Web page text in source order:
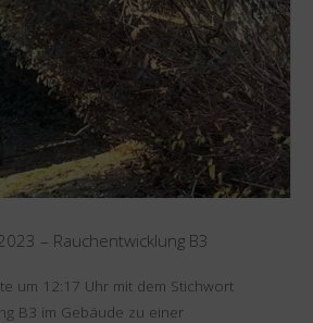
– Rauchentwicklung B3
um 12:17 Uhr mit dem Stichwort
B3 im Gebäude zu einer